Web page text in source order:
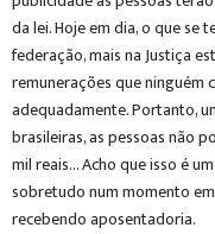
da lei. Hoje em dia, o que se
federação, mais na Justiça
remunerações que ninguém
adequadamente. Portanto,
brasileiras, as pessoas não
mil reais… Acho que isso é
sobretudo num momento
recebendo aposentadoria.